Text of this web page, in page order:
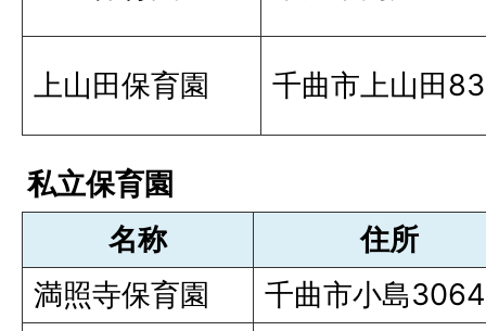
上山田保育園 千曲市上山田
私立保育園
名称
住所
満照寺保育園
千曲市小島